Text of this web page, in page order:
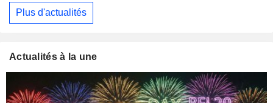
Plus d'actualités
Actualités à la une